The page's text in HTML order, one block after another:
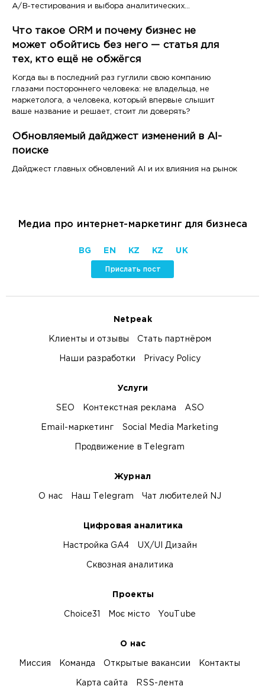
A/B-тестирования и выбора аналитических
Что такое ORM и почему бизнес не
может обойтись без него — статья для
тех, кто ещё не обжёгся
Когда вы в последний раз гуглили свою компанию
глазами постороннего человека: не владельца, не
маркетолога, а человека, который впервые слышит
ваше название и решает, стоит ли доверять?
Обновляемый дайджест изменений в AI-
поиске
Дайджест главных обновлений AI и их влияния на рынок
Медиа про интернет-маркетинг для бизнеса
BG EN KZ KZ UK
Прислать пост
Netpeak
Клиенты и отзывы Стать партнёром
Наши разработки Privacy Policy
Услуги
SEO Контекстная реклама ASO
Email-маркетинг Social Media Marketing
Продвижение в Telegram
Журнал
О нас Наш Telegram Чат любителей NJ
Цифровая аналитика
Настройка GA4 UX/UI Дизайн
Сквозная аналитика
Проекты
Choice31 Моє місто YouTube
О нас
Миссия Команда Открытые вакансии Контакты
Карта сайта RSS-лента